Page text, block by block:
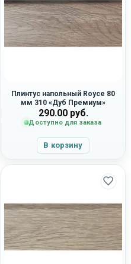
Плинтус напольный Royce 80
мм 310 «Дуб Премиум»
290.00руб.
Доступно для заказа
В корзину